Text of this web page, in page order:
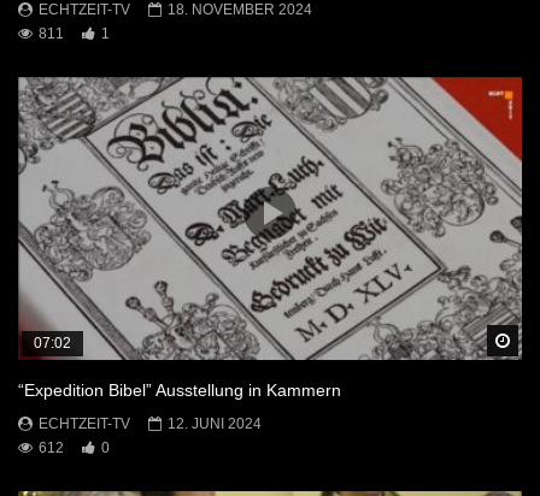
ECHTZEIT-TV
18. NOVEMBER 2024
811
1
07:02
“Expedition Bibel” Ausstellung in Kammern
ECHTZEIT-TV
12. JUNI 2024
612
0